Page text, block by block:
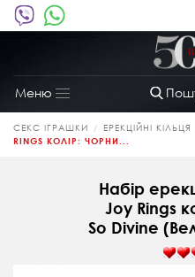
Меню
Toggle
navigation
СЕКС ІГРАШКИ ЕРЕКЦІЙНІ КІЛЬЦЯ
RINGS КОЛІР: ЧОРНИ...
Набір
Joy Rings
So Divine